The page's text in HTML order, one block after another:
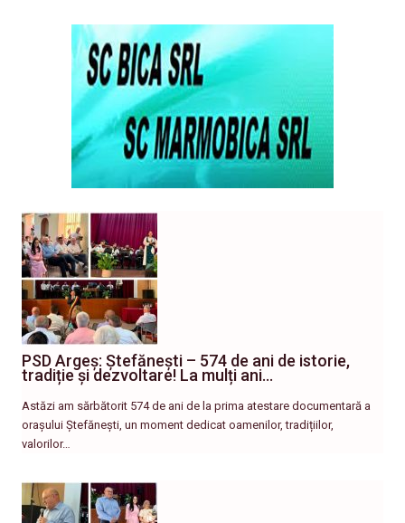
PSD Argeș: Ștefănești – 574 de ani de istorie,
tradiție și dezvoltare! La mulți ani…
Astăzi am sărbătorit 574 de ani de la prima atestare documentară a
orașului Ștefănești, un moment dedicat oamenilor, tradițiilor,
valorilor…